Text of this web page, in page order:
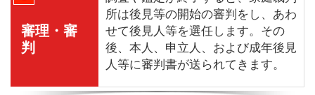
審理・審
判
所は後見等の開始の審判をし、あわ
せて後見人等を選任します。その
後、本人、申立人、および成年後見
人等に審判書が送られてきます。